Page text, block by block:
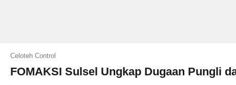
Celoteh Control
FOMAKSI Sulsel Ungkap Dugaan Pungli